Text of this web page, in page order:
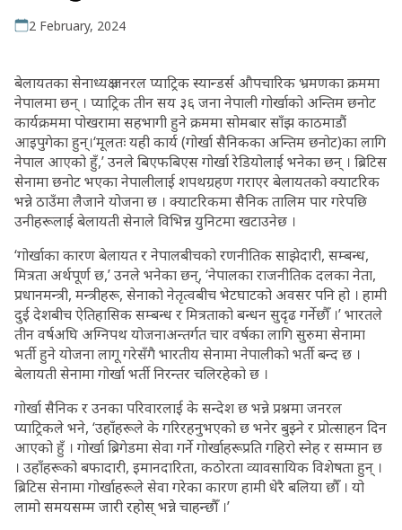
2 February, 2024
बेलायतका सेनाध्यक्ष जनरल प्याट्रिक स्यान्डर्स औपचारिक भ्रमणका क्रममा
नेपालमा छन् । प्याट्रिक तीन सय ३६ जना नेपाली गोर्खाको अन्तिम छनोट
कार्यक्रममा पोखरामा सहभागी हुने क्रममा सोमबार साँझ काठमाडौं
आइपुगेका हुन्।‘मूलतः यही कार्य (गोर्खा सैनिकका अन्तिम छनोट)का लागि
नेपाल आएको हुँ,’ उनले बिएफबिएस गोर्खा रेडियोलाई भनेका छन् । ब्रिटिस
सेनामा छनोट भएका नेपालीलाई शपथग्रहण गराएर बेलायतको क्याटरिक
भन्ने ठाउँमा लैजाने योजना छ । क्याटरिकमा सैनिक तालिम पार गरेपछि
उनीहरूलाई बेलायती सेनाले विभिन्न युनिटमा खटाउनेछ ।
‘गोर्खाका कारण बेलायत र नेपालबीचको रणनीतिक साझेदारी, सम्बन्ध,
मित्रता अर्थपूर्ण छ,’ उनले भनेका छन्, ‘नेपालका राजनीतिक दलका नेता,
प्रधानमन्त्री, मन्त्रीहरू, सेनाको नेतृत्वबीच भेटघाटको अवसर पनि हो । हामी
दुई देशबीच ऐतिहासिक सम्बन्ध र मित्रताको बन्धन सुदृढ गर्नेछौँ ।’ भारतले
तीन वर्षअघि अग्निपथ योजनाअन्तर्गत चार वर्षका लागि सुरुमा सेनामा
भर्ती हुने योजना लागू गरेसँगै भारतीय सेनामा नेपालीको भर्ती बन्द छ ।
बेलायती सेनामा गोर्खा भर्ती निरन्तर चलिरहेको छ ।
गोर्खा सैनिक र उनका परिवारलाई के सन्देश छ भन्ने प्रश्नमा जनरल
प्याट्रिकले भने, ‘उहाँहरूले के गरिरहनुभएको छ भनेर बुझ्ने र प्रोत्साहन दिन
आएको हुँ । गोर्खा ब्रिगेडमा सेवा गर्ने गोर्खाहरूप्रति गहिरो स्नेह र सम्मान छ
। उहाँहरूको बफादारी, इमानदारिता, कठोरता व्यावसायिक विशेषता हुन् ।
ब्रिटिस सेनामा गोर्खाहरूले सेवा गरेका कारण हामी धेरै बलिया छौँ । यो
लामो समयसम्म जारी रहोस् भन्ने चाहन्छौँ ।’